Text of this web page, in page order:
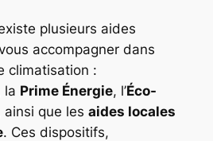
plusieurs aides
accompagner dans
climatisation :
la Prime Énergie, l’Éco-
ainsi que les aides locales
. Ces dispositifs,